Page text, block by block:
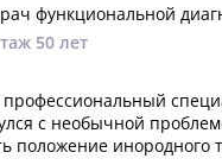
функциональной
50 лет
с необычной
положение инородного